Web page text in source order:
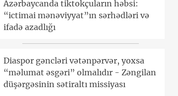
Azərbaycanda tiktokçuların həbsi:
“ictimai mənəviyyat”ın sərhədləri və
ifadə azadlığı
Diaspor gəncləri vətənpərvər, yoxsa
“məlumat əsgəri” olmalıdır - Zəngilan
düşərgəsinin sətiraltı missiyası